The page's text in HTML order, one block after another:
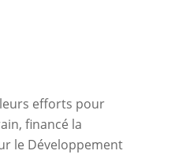
efforts pour
financé la
le Développement